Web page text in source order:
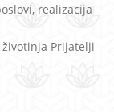
realizacija
Prijatelji